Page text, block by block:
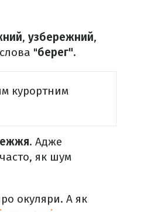
, узбережний,
"берег".
курортним
. Адже
як шум
окуляри. А як